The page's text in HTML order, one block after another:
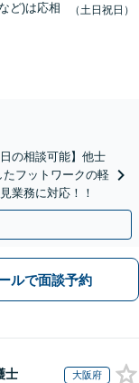
ど)は応相
（土日祝日）
の相談可能】他士
フットワークの軽
業務に対応！！
ルで面談予約
士 大阪府